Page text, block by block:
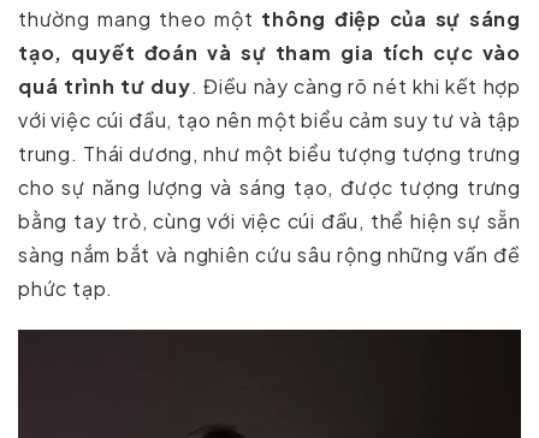
thường mang theo một thông điệp của sự sáng
tạo, quyết đoán và sự tham gia tích cực vào
quá trình tư duy. Điều này càng rõ nét khi kết hợp
với việc cúi đầu, tạo nên một biểu cảm suy tư và tập
trung. Thái dương, như một biểu tượng tượng trưng
cho sự năng lượng và sáng tạo, được tượng trưng
bằng tay trỏ, cùng với việc cúi đầu, thể hiện sự sẵn
sàng nắm bắt và nghiên cứu sâu rộng những vấn đề
phức tạp.